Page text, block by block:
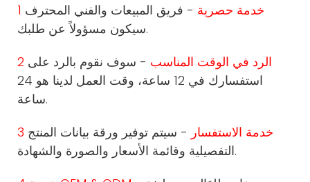
1 خدمة حصرية - فريق المبيعات والفني المحترف
سيكون مسؤولاً عن طلبك.
2 الرد في الوقت المناسب - سوف نقوم بالرد على
استفسارك في 12 ساعة، وقت العمل لدينا هو 24
ساعة.
3 خدمة الاستفسار - سيتم توفير ورقة بيانات المنتج
التفصيلية وقائمة الأسعار والصورة والشهادة.